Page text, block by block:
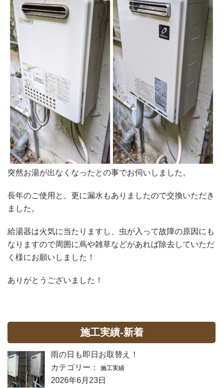
突然お湯が出なくなったとの事でお伺いしました。
長年のご使用と、更に漏水もありましたので交換いただき
ました。
給湯器は火気に当たりますし、虫が入って故障の原因にも
なりますので周囲に蔦や雑草などがあれば除去していただ
く様にお願いしました！
ありがとうございました！
施工実績-新着
雨の日も即日お取替え！
カテゴリー：
施工実績
2026年6月23日